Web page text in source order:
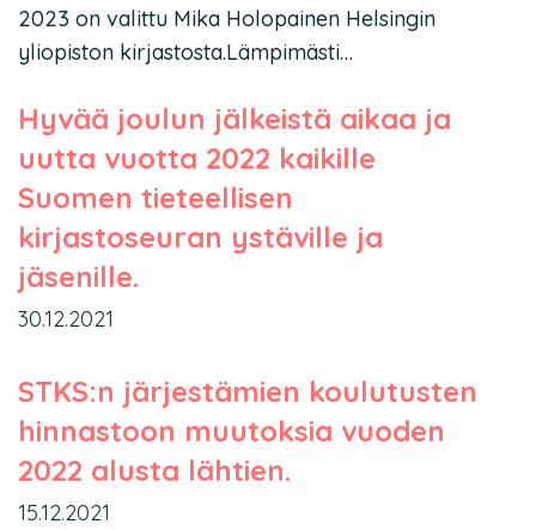
2023 on valittu Mika Holopainen Helsingin
yliopiston kirjastosta.Lämpimästi…
Hyvää joulun jälkeistä aikaa ja
uutta vuotta 2022 kaikille
Suomen tieteellisen
kirjastoseuran ystäville ja
jäsenille.
30.12.2021
STKS:n järjestämien koulutusten
hinnastoon muutoksia vuoden
2022 alusta lähtien.
15.12.2021